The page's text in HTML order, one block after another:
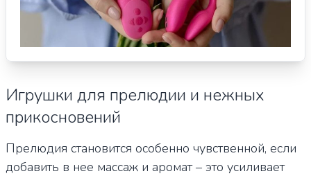
Игрушки для прелюдии и нежных
прикосновений
Прелюдия становится особенно чувственной, если
добавить в нее массаж и аромат – это усиливает